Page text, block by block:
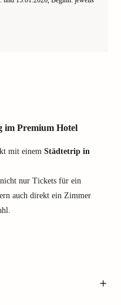
im Premium Hotel
mit einem Städtetrip in
nur Tickets für ein
auch direkt ein Zimmer